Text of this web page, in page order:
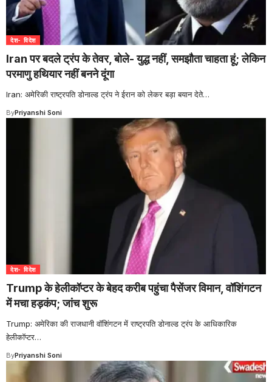
देश- विदेश
Iran पर बदले ट्रंप के तेवर, बोले- युद्ध नहीं, समझौता चाहता हूं; लेकिन
परमाणु हथियार नहीं बनने दूंगा
Iran: अमेरिकी राष्ट्रपति डोनाल्ड ट्रंप ने ईरान को लेकर बड़ा बयान देते…
ByPriyanshi Soni
देश- विदेश
Trump के हेलीकॉप्टर के बेहद करीब पहुंचा पैसेंजर विमान, वॉशिंगटन
में मचा हड़कंप; जांच शुरू
Trump: अमेरिका की राजधानी वॉशिंगटन में राष्ट्रपति डोनाल्ड ट्रंप के आधिकारिक
हेलीकॉप्टर…
ByPriyanshi Soni